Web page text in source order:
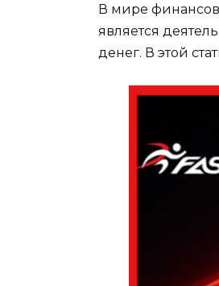
В мире
является
денег. В этой